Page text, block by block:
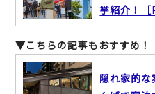
挙紹介！［
▼こちらの記事もおすすめ！
隠れ家的